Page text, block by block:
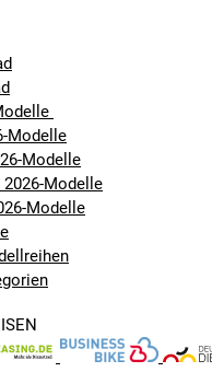
Modelle
Modelle
Modelle
Modelle